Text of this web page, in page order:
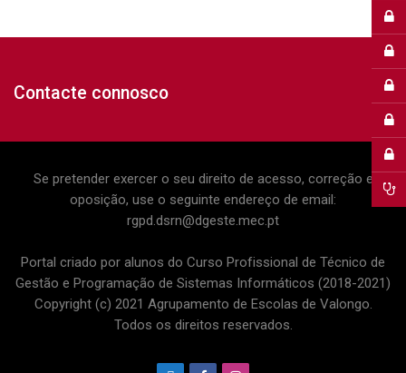
Contacte connosco
Se pretender exercer o seu direito de acesso, correção e
oposição, use o seguinte endereço de email:
rgpd.dsrn@dgeste.mec.pt
Portal criado por alunos do Curso Profissional de Técnico de
Gestão e Programação de Sistemas Informáticos (2018-2021)
Copyright (c) 2021 Agrupamento de Escolas de Valongo.
Todos os direitos reservados.